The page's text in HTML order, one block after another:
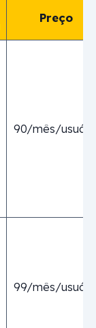
Preço
90/mês/
99/mês/